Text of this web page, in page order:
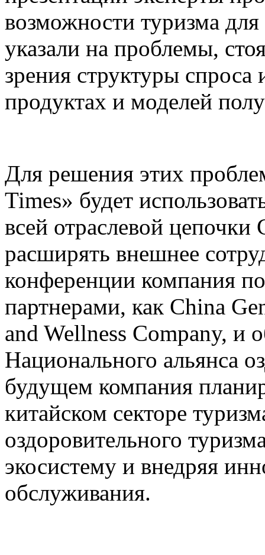
возможности туризма
указали на проблемы,
зрения структуры
продуктах и моделей
Для решения этих
Times» будет
всей отраслевой
расширять внешнее
конференции компания
партнерами, как China
and Wellness Company, и
Национального альянса
будущем компания
китайском секторе
оздоровительного
экосистему и внедряя
обслуживания.